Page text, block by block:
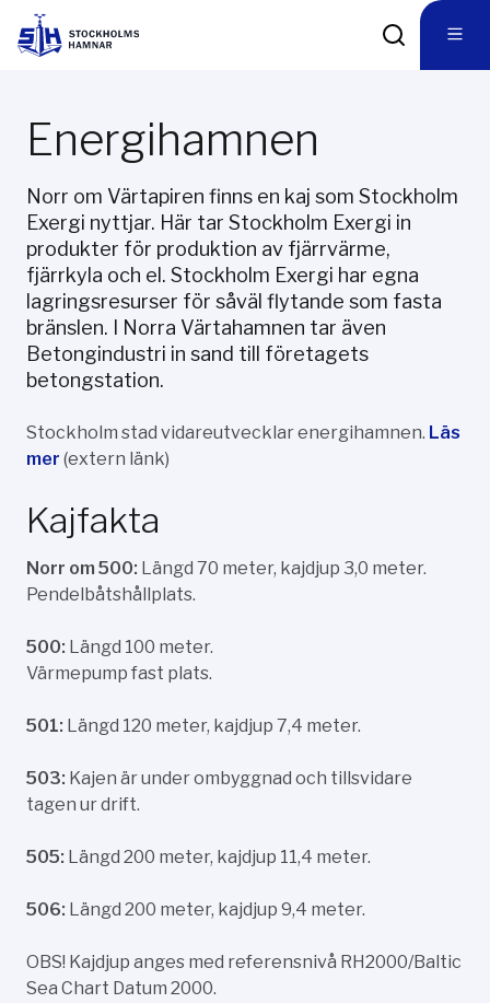
Energihamnen
Norr om Värtapiren finns en kaj som Stockholm
Exergi nyttjar. Här tar Stockholm Exergi in
produkter för produktion av fjärrvärme,
fjärrkyla och el. Stockholm Exergi har egna
lagringsresurser för såväl flytande som fasta
bränslen. I Norra Värtahamnen tar även
Betongindustri in sand till företagets
betongstation.
Stockholm stad vidareutvecklar energihamnen. Läs
mer (extern länk)
Kajfakta
Norr om 500: Längd 70 meter, kajdjup 3,0 meter.
Pendelbåtshållplats.
500: Längd 100 meter.
Värmepump fast plats.
501: Längd 120 meter, kajdjup 7,4 meter.
503: Kajen är under ombyggnad och tillsvidare
tagen ur drift.
505: Längd 200 meter, kajdjup 11,4 meter.
506: Längd 200 meter, kajdjup 9,4 meter.
OBS! Kajdjup anges med referensnivå RH2000/Baltic
Sea Chart Datum 2000.